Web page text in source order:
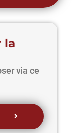
la
via ce